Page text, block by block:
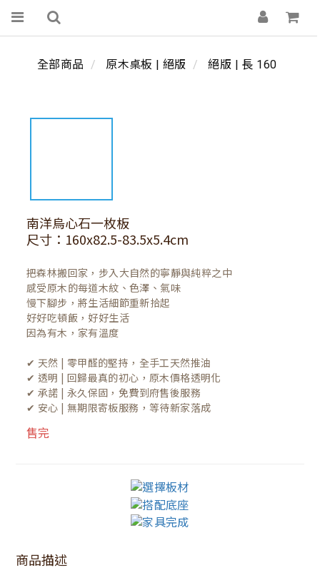
全部商品 原木桌板 | 絕版 絕版 | 長 160
南洋烏心石一枚板
尺寸：160x82.5-83.5x5.4cm
把森林搬回家，步入大自然的寧靜與純粹之中
感受原木的每道木紋、色澤、氣味
慢下腳步，將生活細節重新拾起
好好吃頓飯，好好生活
因為有木，家有溫度
✔ 天然 | 零甲醛的堅持，全手工天然推油
✔ 透明 | 回歸最真的初心，原木價格透明化
✔ 承諾 | 永久保固，免費到府售後服務
✔ 安心 | 無期限寄板服務，等待新家落成
售完
商品描述